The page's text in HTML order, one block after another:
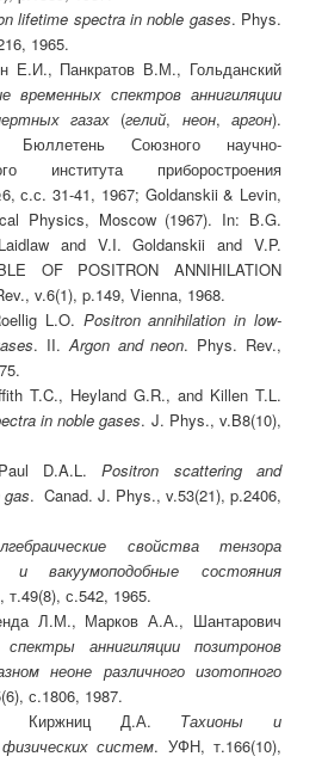
lifetime spectra in noble gases. Phys.
1965.
Е.И., Панкратов В.М., Гольданский
временных спектров аннигиляции
газах (гелий, неон, аргон).
Бюллетень Союзного научно-
института приборостроения
31-41, 1967; Goldanskii & Levin,
Physics, Moscow (1967). In: B.G.
and V.I. Goldanskii and V.P.
OF POSITRON ANNIHILATION
v.6(1), p.149, Vienna, 1968.
L.O. Positron annihilation in low-
. II. Argon and neon. Phys. Rev.,
T.C., Heyland G.R., and Killen T.L.
in noble gases. J. Phys., v.B8(10),
D.A.L.Positron scattering and
. Canad. J. Phys., v.53(21), p.2406,
свойства тензора
и вакуумоподобные состояния
с.542, 1965.
Л.М., Марков А.А., Шантарович
аннигиляции
позитронов
неоне различного изотопного
с.1806, 1987.
Киржниц Д.А. Тахионы и
систем. УФН, т.166(10),